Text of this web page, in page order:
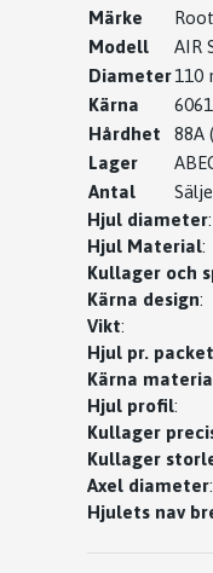
Märke
Modell
AIR
Diameter110
Kärna
Hårdhet
88A
Lager
Antal
Hjul diameter:
Hjul Material:
Kullager och
Kärna design:
Vikt:
Hjul pr. packet
Kärna
Hjul profil:
Kullager
Kullager
Axel diameter:
Hjulets nav